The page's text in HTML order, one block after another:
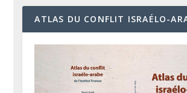
ATLAS DU CONFLIT ISRAÉLO-